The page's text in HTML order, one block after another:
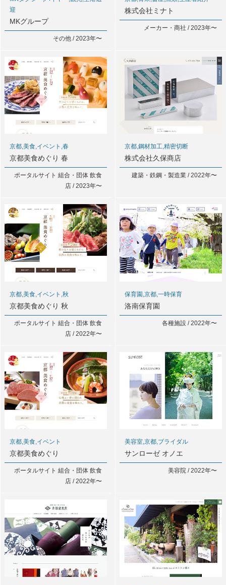
迎
MKグループ
その他 / 2023年〜
株式会社ミナト
メーカー・商社 / 2023年〜
京都,美食,イベント,春
京都美食めぐり 春
ポータルサイト 組合・団体 飲食
店 / 2023年〜
京都,鋼材加工,精密切断
株式会社久保商店
建築・鉄鋼・製造業 / 2022年〜
京都,美食,イベント,秋
京都美食めぐり 秋
ポータルサイト 組合・団体 飲食
店 / 2022年〜
保育園,京都,一時保育
洛南保育園
各種施設 / 2022年〜
京都,美食,イベント
京都美食めぐり
ポータルサイト 組合・団体 飲食
店 / 2022年〜
美容室,京都,ブライダル
サンローゼ オノエ
美容院 / 2022年〜